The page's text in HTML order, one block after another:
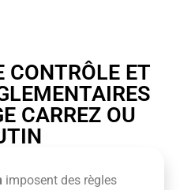
CONTRÔLE ET
CARREZ OU
imposent des règles